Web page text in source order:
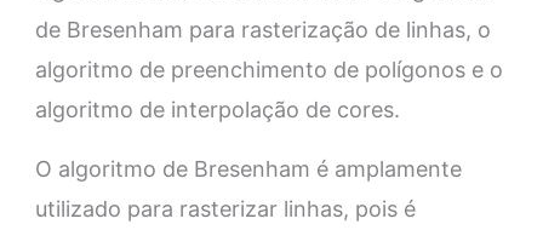
de Bresenham para rasterização de linhas, o
algoritmo de preenchimento de polígonos e o
algoritmo de interpolação de cores.
O algoritmo de Bresenham é amplamente
utilizado para rasterizar linhas, pois é